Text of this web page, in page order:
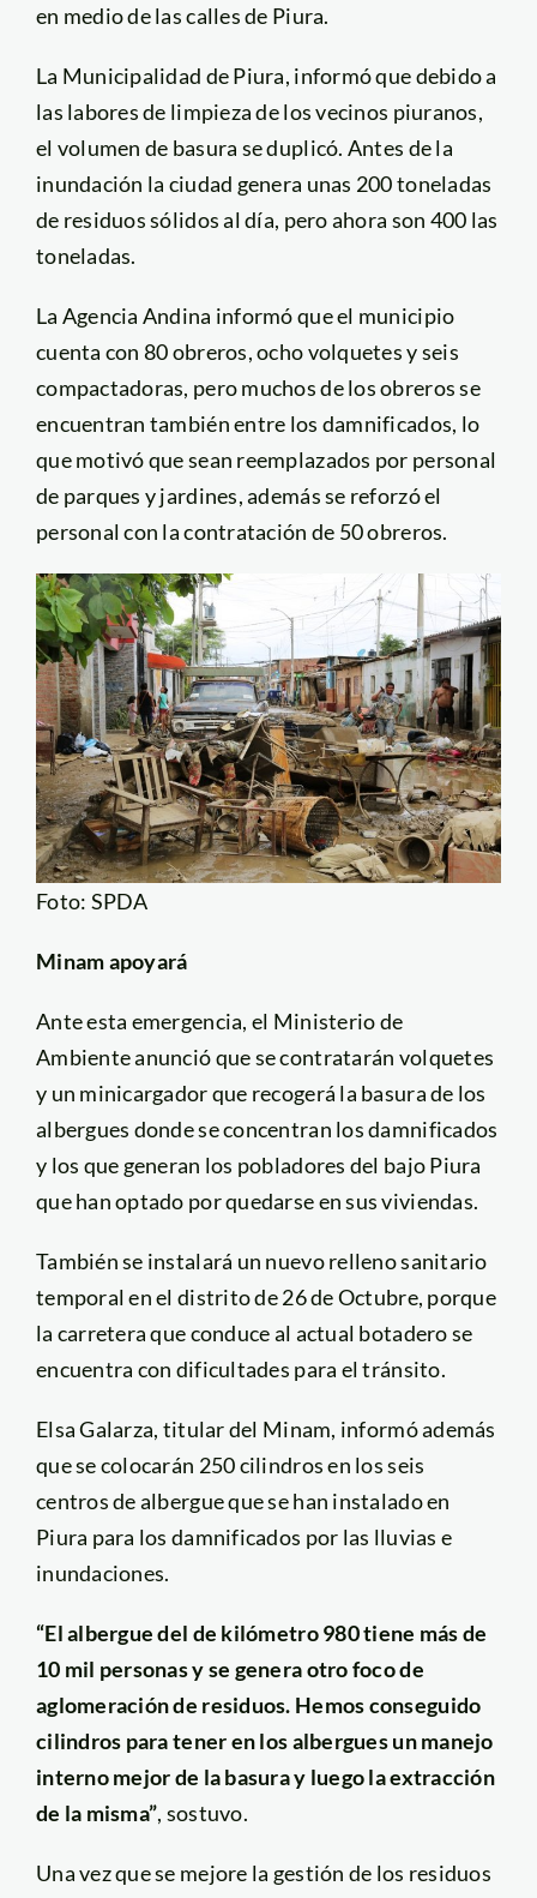
en medio de las calles de Piura.
La Municipalidad de Piura, informó que debido a
las labores de limpieza de los vecinos piuranos,
el volumen de basura se duplicó. Antes de la
inundación la ciudad genera unas 200 toneladas
de residuos sólidos al día, pero ahora son 400 las
toneladas.
La Agencia Andina informó que el municipio
cuenta con 80 obreros, ocho volquetes y seis
compactadoras, pero muchos de los obreros se
encuentran también entre los damnificados, lo
que motivó que sean reemplazados por personal
de parques y jardines, además se reforzó el
personal con la contratación de 50 obreros.
Foto: SPDA
Minam apoyará
Ante esta emergencia, el Ministerio de
Ambiente anunció que se contratarán volquetes
y un minicargador que recogerá la basura de los
albergues donde se concentran los damnificados
y los que generan los pobladores del bajo Piura
que han optado por quedarse en sus viviendas.
También se instalará un nuevo relleno sanitario
temporal en el distrito de 26 de Octubre, porque
la carretera que conduce al actual botadero se
encuentra con dificultades para el tránsito.
Elsa Galarza, titular del Minam, informó además
que se colocarán 250 cilindros en los seis
centros de albergue que se han instalado en
Piura para los damnificados por las lluvias e
inundaciones.
“El albergue del de kilómetro 980 tiene más de
10 mil personas y se genera otro foco de
aglomeración de residuos. Hemos conseguido
cilindros para tener en los albergues un manejo
interno mejor de la basura y luego la extracción
de la misma”, sostuvo.
Una vez que se mejore la gestión de los residuos